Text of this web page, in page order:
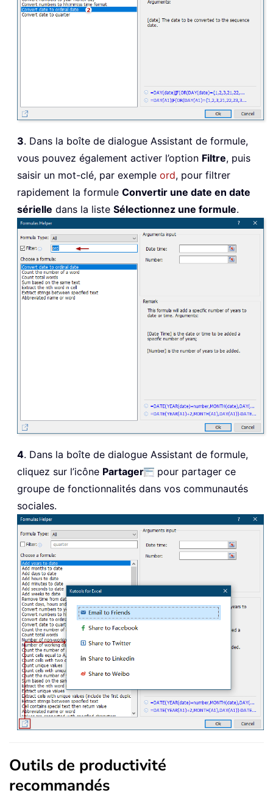
3. Dans la boîte de dialogue Assistant de formule,
vous pouvez également activer l’option Filtre, puis
saisir un mot-clé, par exemple ord, pour filtrer
rapidement la formule Convertir une date en date
sérielle dans la liste Sélectionnez une formule.
4. Dans la boîte de dialogue Assistant de formule,
cliquez sur l’icône Partager
pour partager ce
groupe de fonctionnalités dans vos communautés
sociales.
Outils de productivité
recommandés